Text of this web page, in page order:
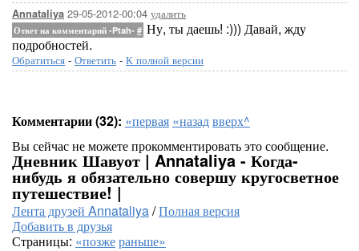
Annataliya 29-05-2012-00:04 удалить
Ответ на комментарий -Ptah- # Ну, ты даешь! :))) Давай, жду
подробностей.
Обратиться - Ответить - К полной версии
Комментарии (32): «первая «назадвверх^
Вы сейчас не можете прокомментировать это сообщение.
Дневник Шавуот | Annataliya - Когда-
нибудь я обязательно совершу кругосветное
путешествие! |
Лента друзей Annataliya/Полная версия
Добавить в друзья
Страницы: «позжераньше»